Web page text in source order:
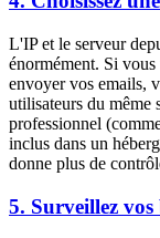
L'IP et le serveur
énormément. Si
envoyer vos emails,
utilisateurs du même
professionnel
inclus dans un
donne plus de
5. Surveillez vos